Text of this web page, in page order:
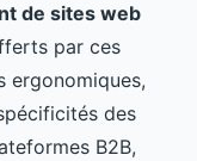
de sites web
par ces
ergonomiques,
des
B2B,